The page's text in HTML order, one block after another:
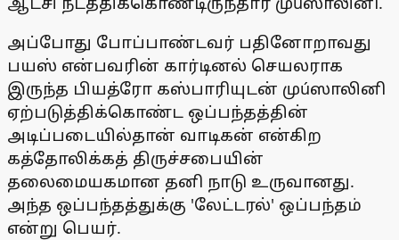
அப்போது போப்பாண்டவர் பதினோறாவது
பயஸ் என்பவரின் கார்டினல் செயலராக
இருந்த பியத்ரோ கஸ்பாரியுடன் முúஸாலினி
ஏற்படுத்திக்கொண்ட ஒப்பந்தத்தின்
அடிப்படையில்தான் வாடிகன் என்கிற
கத்தோலிக்கத் திருச்சபையின்
தலைமையகமான தனி நாடு உருவானது.
அந்த ஒப்பந்தத்துக்கு 'லேட்டரல்' ஒப்பந்தம்
என்று பெயர்.